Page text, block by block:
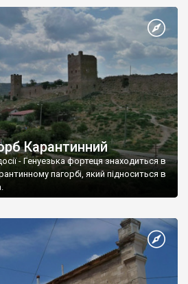
Карантинний
- Генуезька фортеця знаходиться в
пагорбі, який підноситься в